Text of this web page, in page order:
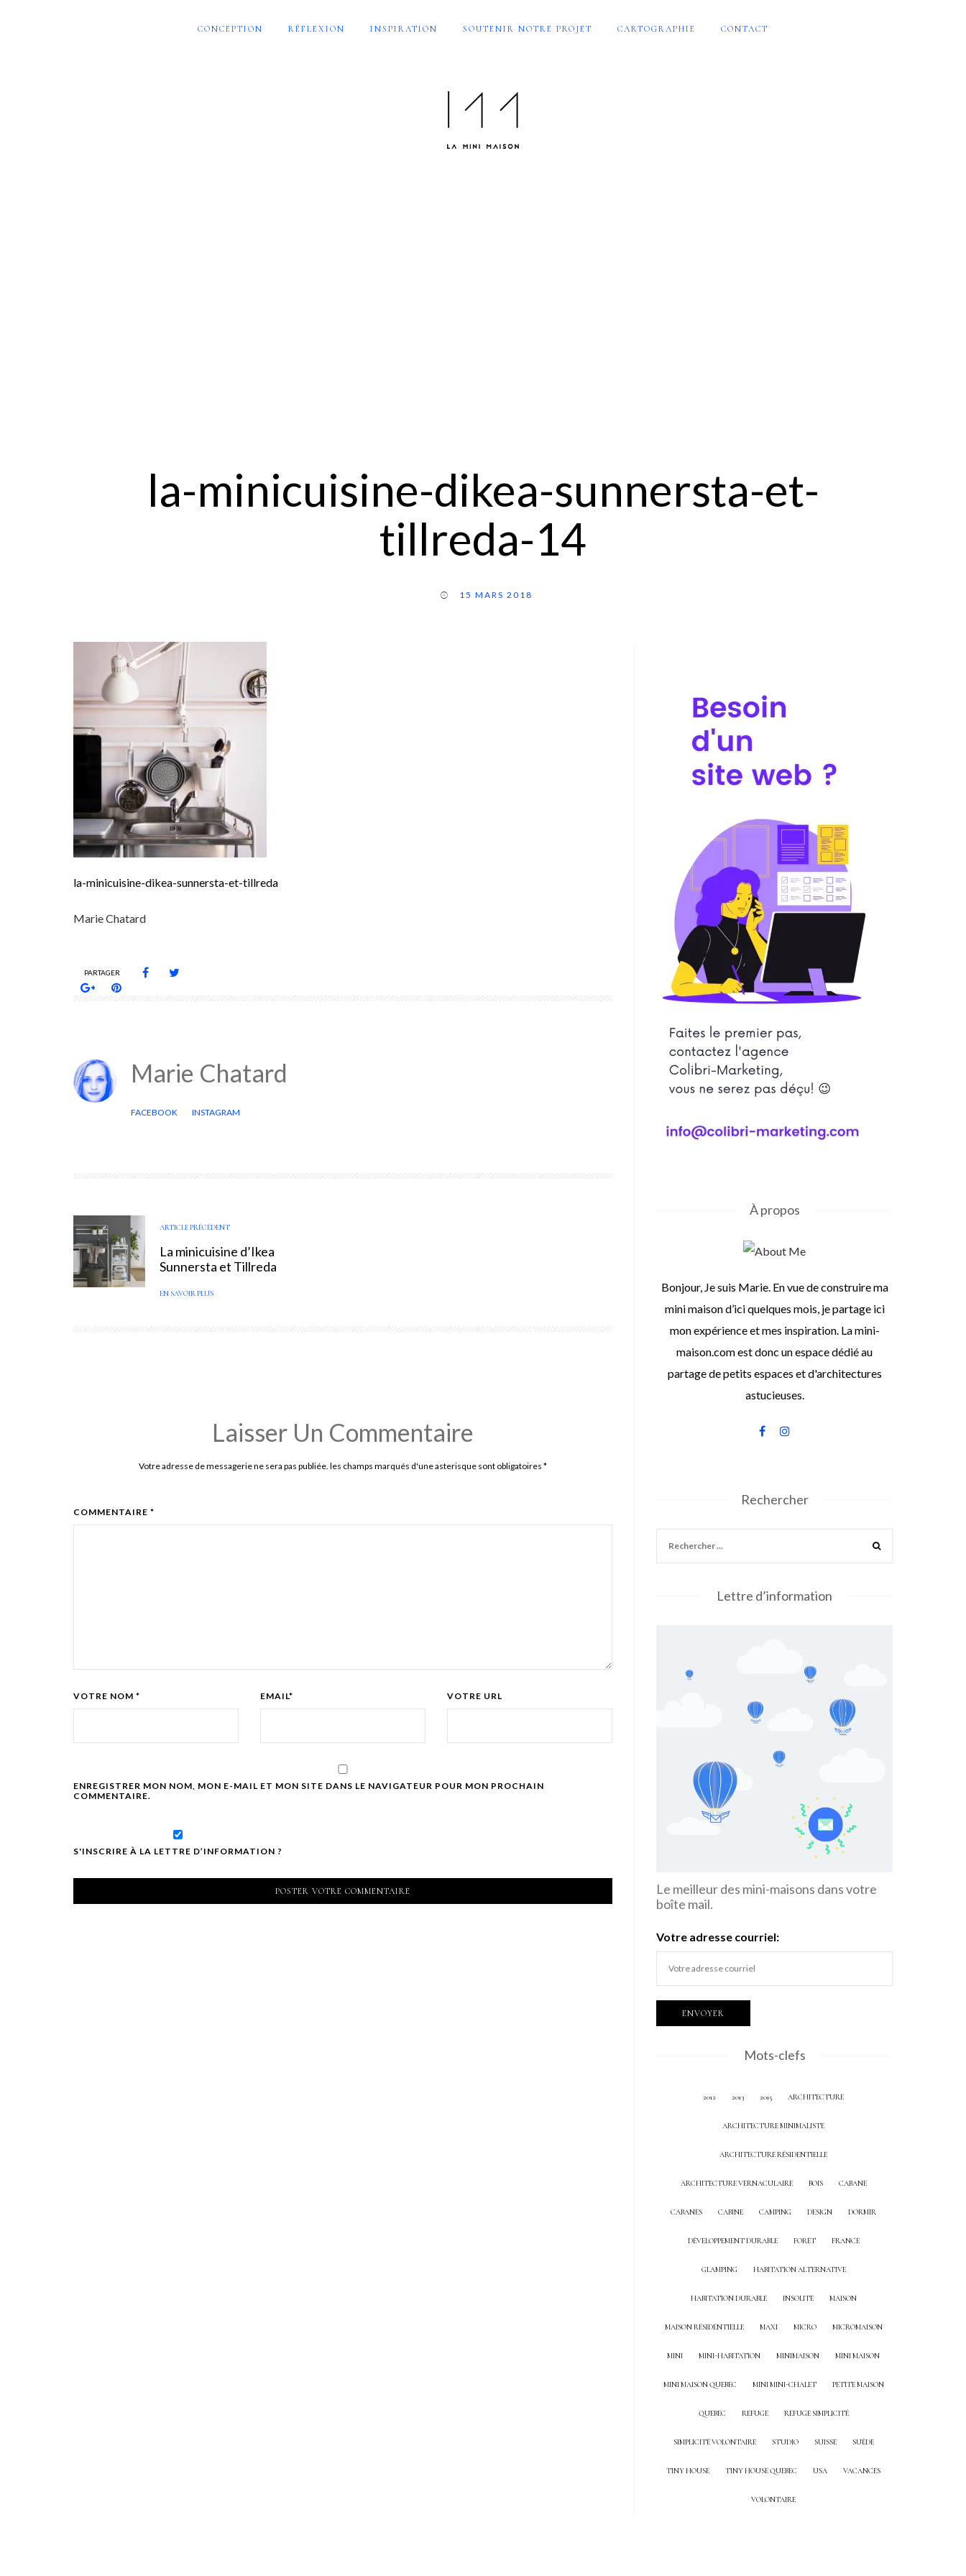
CONCEPTION RÉFLEXION INSPIRATION SOUTENIR NOTRE PROJET CARTOGRAPHIE CONTACT
la-minicuisine-dikea-sunnersta-et-
tillreda-14
15 MARS 2018
la-minicuisine-dikea-sunnersta-et-tillreda
Marie Chatard
PARTAGER
Marie Chatard
FACEBOOK INSTAGRAM
ARTICLE PRÉCÉDENT
La minicuisine d’Ikea
Sunnersta et Tillreda
EN SAVOIR PLUS
Laisser Un Commentaire
Votre adresse de messagerie ne sera pas publiée. les champs marqués d'une asterisque sont obligatoires *
COMMENTAIRE *
VOTRE NOM * EMAIL* VOTRE URL
ENREGISTRER MON NOM, MON E-MAIL ET MON SITE DANS LE NAVIGATEUR POUR MON PROCHAIN
COMMENTAIRE.
S'INSCRIRE À LA LETTRE D’INFORMATION ?
À propos
Bonjour, Je suis Marie. En vue de construire ma
mini maison d’ici quelques mois, je partage ici
mon expérience et mes inspiration. La mini-
maison.com est donc un espace dédié au
partage de petits espaces et d'architectures
astucieuses.
Rechercher
Lettre d’information
Le meilleur des mini-maisons dans votre
boîte mail.
Votre adresse courriel:
Mots-clefs
2012 2013 2015 ARCHITECTURE
ARCHITECTURE MINIMALISTE
ARCHITECTURE RÉSIDENTIELLE
ARCHITECTURE VERNACULAIRE BOIS CABANE
CABANES CABINE CAMPING DESIGN DORMIR
DÉVELOPPEMENT DURABLE FORÊT FRANCE
GLAMPING HABITATION ALTERNATIVE
HABITATION DURABLE INSOLITE MAISON
MAISON RÉSIDENTIELLE MAXI MICRO MICROMAISON
MINI MINI-HABITATION MINIMAISON MINI MAISON
MINI MAISON QUEBEC MINI MINI-CHALET PETITE MAISON
QUEBEC REFUGE REFUGE SIMPLICITÉ
SIMPLICITÉ VOLONTAIRE STUDIO SUISSE SUÈDE
TINY HOUSE TINY HOUSE QUEBEC USA VACANCES
VOLONTAIRE